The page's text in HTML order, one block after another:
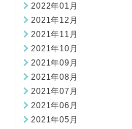
2022年01月
2021年12月
2021年11月
2021年10月
2021年09月
2021年08月
2021年07月
2021年06月
2021年05月